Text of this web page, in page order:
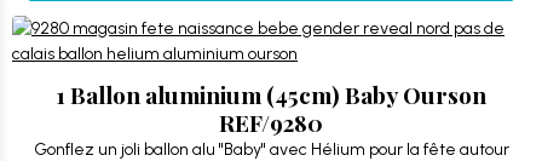
1 Ballon aluminium (45cm) Baby Ourson
REF/9280
Gonflez un joli ballon alu "Baby" avec Hélium pour la fête autour